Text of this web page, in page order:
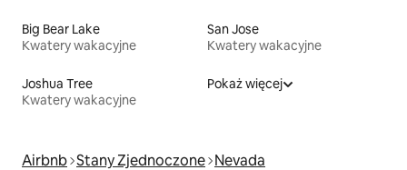
Big Bear Lake
Kwatery wakacyjne
San Jose
Kwatery wakacyjne
Joshua Tree
Kwatery wakacyjne
Pokaż więcej
Airbnb Stany Zjednoczone Nevada